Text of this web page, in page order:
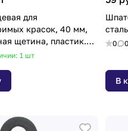
для
красок, 40 мм,
щетина, пластик.
1 шт
0 0
В